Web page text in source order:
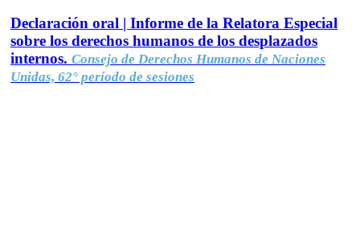
Declaración oral | Informe de la Relatora Especial
sobre los derechos humanos de los desplazados
internos. Consejo de Derechos Humanos de Naciones
Unidas, 62° período de sesiones